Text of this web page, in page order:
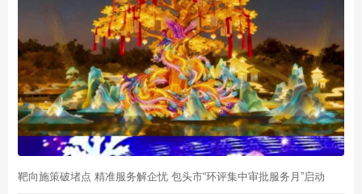
靶向施策破堵点 精准服务解企忧 包头市“环评集中审批服务月”启动